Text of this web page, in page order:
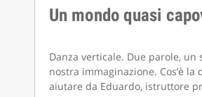
Un mondo quasi
Danza verticale. Due parole, un
nostra immaginazione. Cos’è
aiutare da Eduardo, istruttore